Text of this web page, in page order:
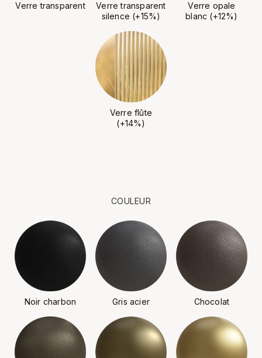
Verre transparent
Verre transparent
silence (+15%)
Verre opale
blanc (+12%)
Verre flûte
(+14%)
COULEUR
Noir charbon Gris acier Chocolat